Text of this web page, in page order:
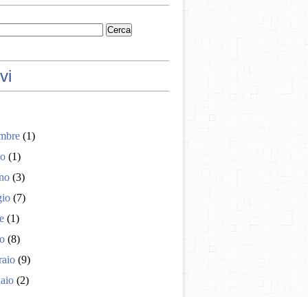
(1)
(1)
(3)
(7)
(1)
(8)
(9)
(2)